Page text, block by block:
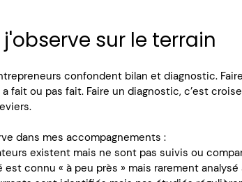
sur le terrain
confondent bilan et diagnostic.
a fait ou pas fait. Faire un diagnostic, c’est
dans mes accompagnements :
existent mais ne sont pas suivis ou
est connu « à peu près » mais rarement analysé